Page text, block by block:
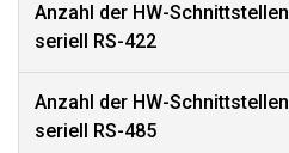
Anzahl der HW-Schnittstellen
seriell RS-422
Anzahl der HW-Schnittstellen
seriell RS-485